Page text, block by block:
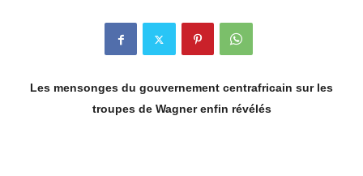
Les mensonges du gouvernement centrafricain sur les
troupes de Wagner enfin révélés